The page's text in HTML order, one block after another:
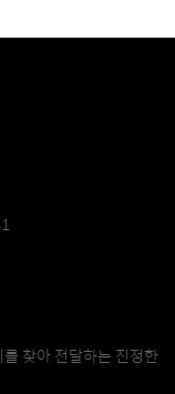
찾아 전달하는 진정한